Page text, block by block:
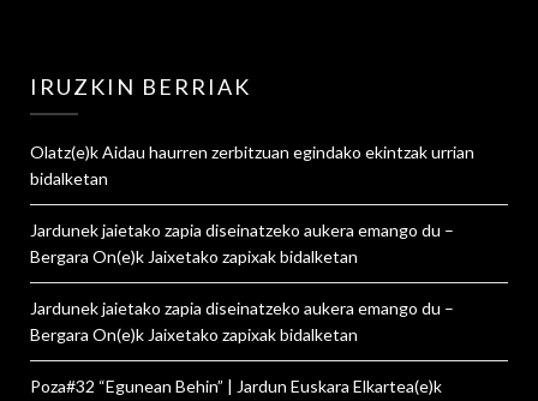
IRUZKIN BERRIAK
Olatz(e)kAidau haurren zerbitzuan egindako ekintzak urrian
bidalketan
Jardunek jaietako zapia diseinatzeko aukera emango du –
Bergara On(e)k Jaixetako zapixakbidalketan
Jardunek jaietako zapia diseinatzeko aukera emango du –
Bergara On(e)k Jaixetako zapixakbidalketan
Poza#32 “Egunean Behin” | Jardun Euskara Elkartea(e)k